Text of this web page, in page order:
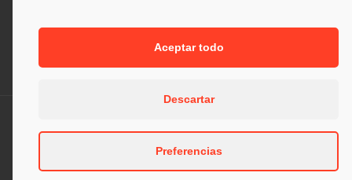
Aceptar todo
Descartar
Preferencias
Copyright © 2026. Todos los Derechos Reservados.
Desarrollado por Sipe Informática